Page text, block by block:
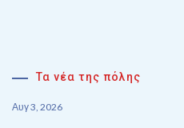
Τα νέα της πόλης
Αυγ 3, 2026